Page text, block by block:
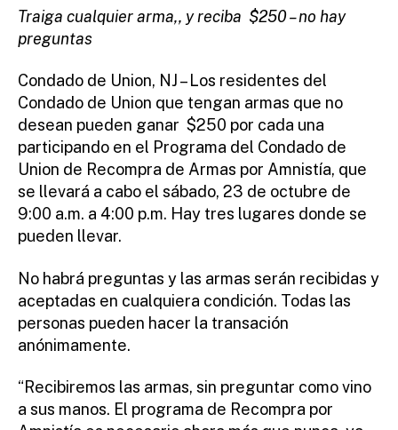
r
Traiga cualquier arma,, y reciba $250 – no hay
preguntas
Condado de Union, NJ – Los residentes del
Condado de Union que tengan armas que no
desean pueden ganar $250 por cada una
participando en el Programa del Condado de
Union de Recompra de Armas por Amnistía, que
se llevará a cabo el sábado, 23 de octubre de
9:00 a.m. a 4:00 p.m. Hay tres lugares donde se
pueden llevar.
No habrá preguntas y las armas serán recibidas y
aceptadas en cualquiera condición. Todas las
personas pueden hacer la transación
anónimamente.
“Recibiremos las armas, sin preguntar como vino
a sus manos. El programa de Recompra por